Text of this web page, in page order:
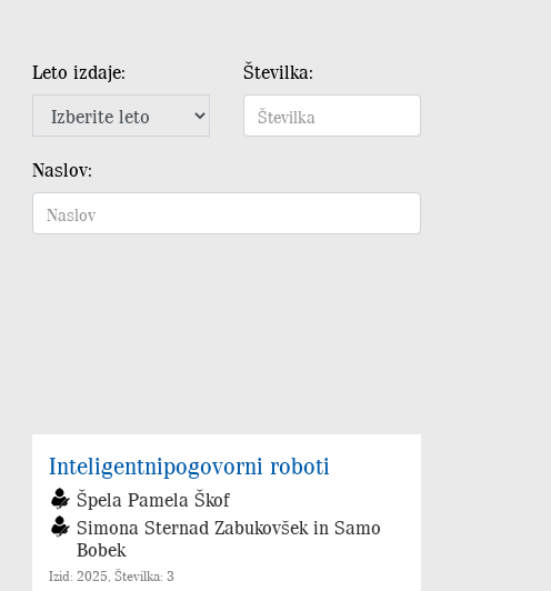
Leto izdaje: Številka:
Naslov:
Inteligentnipogovorni roboti
Špela Pamela Škof
Simona Sternad Zabukovšek in Samo
Bobek
Izid: 2025, Številka: 3